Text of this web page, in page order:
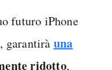
futuro iPhone
garantirà una
ridotto,